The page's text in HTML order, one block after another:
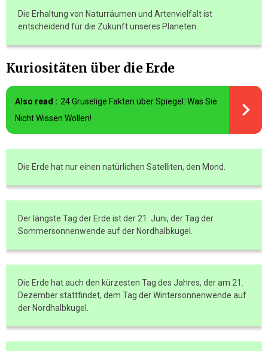
Die Erhaltung von Naturräumen und Artenvielfalt ist
entscheidend für die Zukunft unseres Planeten.
Kuriositäten über die Erde
Also read : 24 Gruselige Fakten über Spiegel: Was Sie
Nicht Wissen Wollen!
Die Erde hat nur einen natürlichen Satelliten, den Mond.
Der längste Tag der Erde ist der 21. Juni, der Tag der
Sommersonnenwende auf der Nordhalbkugel.
Die Erde hat auch den kürzesten Tag des Jahres, der am 21.
Dezember stattfindet, dem Tag der Wintersonnenwende auf
der Nordhalbkugel.